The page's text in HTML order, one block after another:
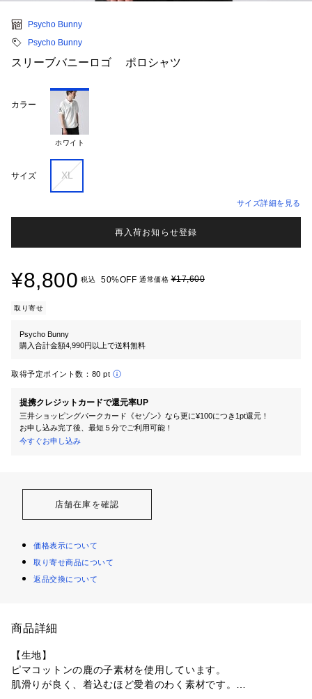
Psycho Bunny
Psycho Bunny
スリーブバニーロゴ ポロシャツ
カラー
ホワイト
サイズ XL
サイズ詳細を見る
再入荷お知らせ登録
¥8,800 税込 50%OFF 通常価格¥17,600
取り寄せ
Psycho Bunny
購入合計金額4,990円以上で送料無料
取得予定ポイント数： 80 pt
提携クレジットカードで還元率UP
三井ショッピングパークカード《セゾン》なら更に¥100につき1pt還元！
お申し込み完了後、最短５分でご利用可能！
今すぐお申し込み
店舗在庫を確認
価格表示について
取り寄せ商品について
返品交換について
商品詳細
【生地】
ピマコットンの鹿の子素材を使用しています。
肌滑りが良く、着込むほど愛着のわく素材です。